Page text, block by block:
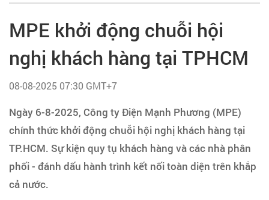
Việc làm mới nhất
Tìm việc làm
Tạo hồ sơ
Cẩm nang việc làm
Bạn cần tuyển người
MPE khởi động chuỗi hội
nghị khách hàng tại TPHCM
08-08-2025 07:30 GMT+7
Ngày 6-8-2025, Công ty Điện Mạnh Phương (MPE)
chính thức khởi động chuỗi hội nghị khách hàng tại
TP.HCM. Sự kiện quy tụ khách hàng và các nhà phân
phối - đánh dấu hành trình kết nối toàn diện trên khắp
cả nước.